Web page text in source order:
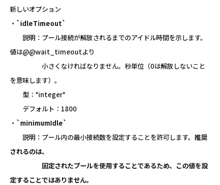
新しいオプション
・ `idleTimeout`
説明：プール接続が解放されるまでのアイドル時間を示します。
値は@@wait_timeoutより
小さくなければなりません。秒単位（0は解放しないこと
を意味します）。
型：*integer*
デフォルト：1800
・ `minimumIdle`
説明：プール内の最小接続数を設定することを許可します。 推奨
されるのは、
固定されたプールを使用することであるため、この値を設
定することではありません。